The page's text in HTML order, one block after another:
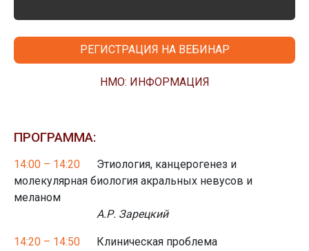
РЕГИСТРАЦИЯ НА ВЕБИНАР
НМО: ИНФОРМАЦИЯ
ПРОГРАММА:
14:00 – 14:20
Этиология, канцерогенез и
молекулярная биология акральных невусов и
меланом
А.Р. Зарецкий
14:20 – 14:50
Клиническая проблема